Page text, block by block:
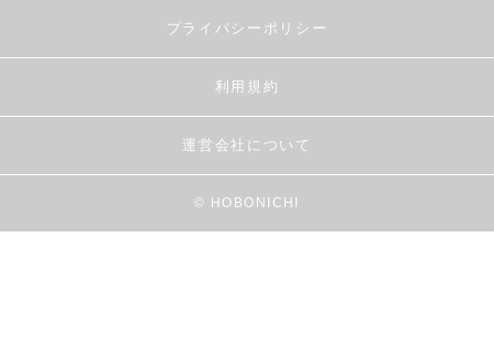
プライバシーポリシー
利用規約
運営会社について
© HOBONICHI